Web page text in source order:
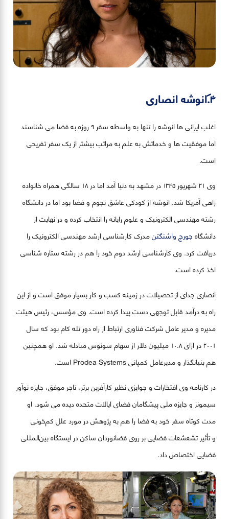
۴. انوشه انصاری
اغلب ایرانی ها انوشه را تنها به واسطه سفر ۹ روزه به فضا می شناسند
اما موفقیت ها و خدماتش به علم به مراتب بیشتر از یک سفر تفریحی
است.
وی ۲۱ شهریور ۱۳۴۵ در مشهد به دنیا آمد اما در ۱۸ سالگی همراه خانواده
راهی آمریکا شد. انوشه از کودکی عاشق نجوم و فضا بود اما در دانشگاه
رشته مهندسی الکترونیک و علوم رایانه را انتخاب کرده و در نهایت از
دانشگاهجورج واشنگتنمدرک کارشناسی ارشد مهندسی الکترونیک را
دریافت کرد. وی کارشناسی ارشد دوم خود را هم در رشته ستاره شناسی
اخذ کرده است.
انصاری جدای از تحصیلات در زمینه کسب و کار بسیار موفق است و از این
راه به درآمد قابل توجهی دست پیدا کرده است. وی مؤسس، رئیس هیئت
مدیره و مدیر عامل شرکت فناوری ارتباط از راه دور تله کام بود که سال
۲۰۰۱ در ازای ۱۰.۸ میلیون دلار از سهام سونوس مبادله شد. او همچنین
هم بنیانگذار و مدیرعامل کمپانی Prodea Systems است.
در کارنامه وی افتخارات و جوایزی نظیر کارآفرین برتر، تاجر موفق، جایزه نوآور
سیمونز و جایزه ملی پیشگامان فضای ایالات متحده دیده می شود. او
مدت کوتاه سفر خود به فضا را هم به پژوهش در مورد علل کم‌خونی
و تأثیر تشعشعات فضایی بر روی فضانوردان ساکن در ایستگاه بین‌المللی
فضایی اختصاص داد.